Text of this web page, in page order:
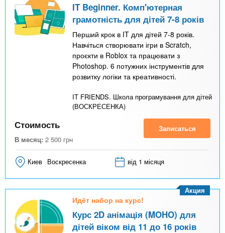
IT Beginner. Комп'ютерная
грамотність для дітей 7-8 років
Перший крок в IT для дітей 7-8 років.
Навчіться створювати ігри в Scratch,
проєкти в Roblox та працювати з
Photoshop. 6 потужних інструментів для
розвитку логіки та креативності.
IT FRIENDS. Школа програмування для дітей
(ВОСКРЕСЕНКА)
Стоимость
В месяц: 2 500 грн
Записаться
Киев Воскресенка від 1 місяця
Идёт набор на курс!
Курс 2D анімація (MOHO) для
дітей віком від 11 до 16 років
Акция